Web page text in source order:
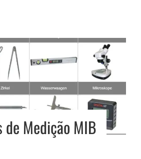
de Medição MIB